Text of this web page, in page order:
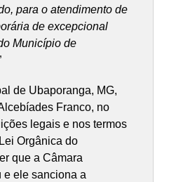
para o atendimento de
de excepcional
Município de
de Ubaporanga, MG,
Franco, no
legais e nos termos
Orgânica do
que a Câmara
e ele sanciona a